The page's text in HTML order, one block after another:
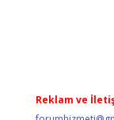
Reklam ve